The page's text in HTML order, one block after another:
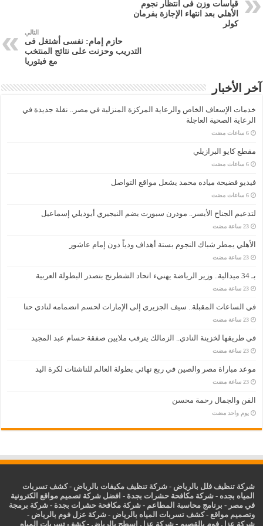
قياسات وزن فى انتظار نجوم
الأهلي بعد انتهاء الإجازة بفرمان
كولر
التالي
حازم إمام: نفسى أشتغل فى
التدريب وحزنت على نتائج المنتخب
مع فيتوريا
آخر الأخبار
خدمات الإسعاف الخاص والرعاية المركزة المنزلية في مصر.. نقلة جديدة في
الرعاية الصحية العاجلة
‏6 ساعات مضت
مقطع كايو البرازيلي
‏6 ساعات مضت
فيديو فضيحة مياده محمد يشعل مواقع التواصل
‏6 ساعات مضت
لتدعيم الجناح الأيسر.. مودرن سبورت يضم النيجيري أيوديلي إسماعيل
‏23 ساعة مضت
الأهلي يمطر شباك النجوم بستة أهداف ودياً دون إمام عاشور
‏23 ساعة مضت
بـ 34 ميدالية.. وزير الرياضة يهنيء اتحاد الشطرنج بتصدر البطولة العربية
‏23 ساعة مضت
في الساعات المقبلة.. سيف الجزيري إلى الإمارات لحسم انضمامه لنادي حتا
‏23 ساعة مضت
في طريقها لخزينة النادي.. الزمالك يترقب ملايين صفقة حسام عبد المجيد
‏23 ساعة مضت
موعد مباراة مصر والصين في ربع نهائي بطولة العالم للناشئات لكرة اليد
‏23 ساعة مضت
الفن والجمال رحمة محسن
‏يوم واحد مضت
شركة تنظيف فلل بالرياض -شركة تنظيف مكيفات بالرياض -كشف تسربات
المياه بجده -شركة مكافحة حشرات بجدة - افضل شركة تصميم مواقع الكترونية
في مصر - برنامج محاسبة المطاعم -شركة مكافحة حشرات بجدة -شركة برمجة
وتصميم مواقع -كشف تسربات المياه بالرياض -شركة عزل فوم بالرياض -
شركة عزل فوم بالقصيم -شركة عزل اسطح بالرياض -كشف تسربات المياه